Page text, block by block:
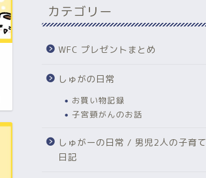
カテゴリー
WFC プレゼントまとめ
しゅがの日常
お買い物記録
子宮頸がんのお話
しゅがーの日常 / 男児2人の子育て
日記